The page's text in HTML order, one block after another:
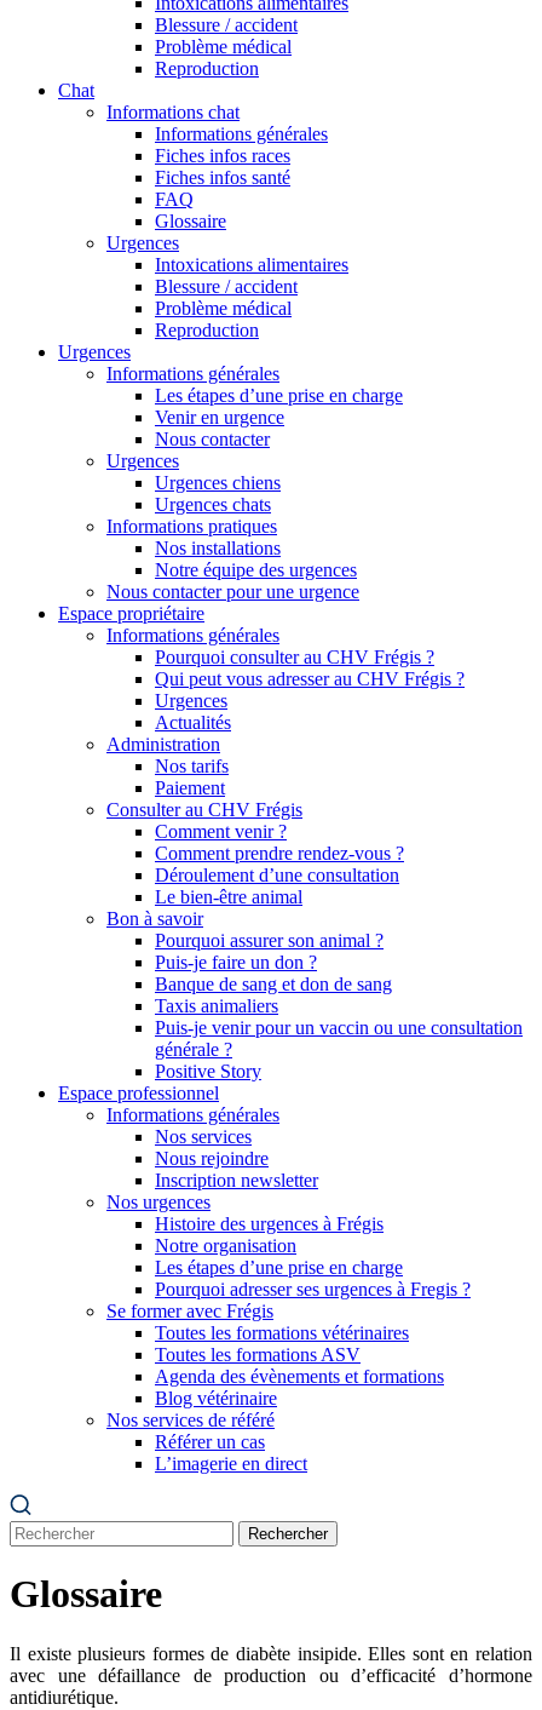
Blessure / accident
Problème médical
Reproduction
Chat
Informations chat
Informations générales
Fiches infos races
Fiches infos santé
FAQ
Glossaire
Urgences
Intoxications alimentaires
Blessure / accident
Problème médical
Reproduction
Urgences
Informations générales
Les étapes d’une prise en charge
Venir en urgence
Nous contacter
Urgences
Urgences chiens
Urgences chats
Informations pratiques
Nos installations
Notre équipe des urgences
Nous contacter pour une urgence
Espace propriétaire
Informations générales
Pourquoi consulter au CHV Frégis ?
Qui peut vous adresser au CHV Frégis ?
Urgences
Actualités
Administration
Nos tarifs
Paiement
Consulter au CHV Frégis
Comment venir ?
Comment prendre rendez-vous ?
Déroulement d’une consultation
Le bien-être animal
Bon à savoir
Pourquoi assurer son animal ?
Puis-je faire un don ?
Banque de sang et don de sang
Taxis animaliers
Puis-je venir pour un vaccin ou une consultation
générale ?
Positive Story
Espace professionnel
Informations générales
Nos services
Nous rejoindre
Inscription newsletter
Nos urgences
Histoire des urgences à Frégis
Notre organisation
Les étapes d’une prise en charge
Pourquoi adresser ses urgences à Fregis ?
Se former avec Frégis
Toutes les formations vétérinaires
Toutes les formations ASV
Agenda des évènements et formations
Blog vétérinaire
Nos services de référé
Référer un cas
L’imagerie en direct
Rechercher
Glossaire
Il existe plusieurs formes de diabète insipide. Elles sont en relation
avec une défaillance de production ou d’efficacité d’hormone
antidiurétique.